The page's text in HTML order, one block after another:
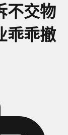
不交物
乖乖撤